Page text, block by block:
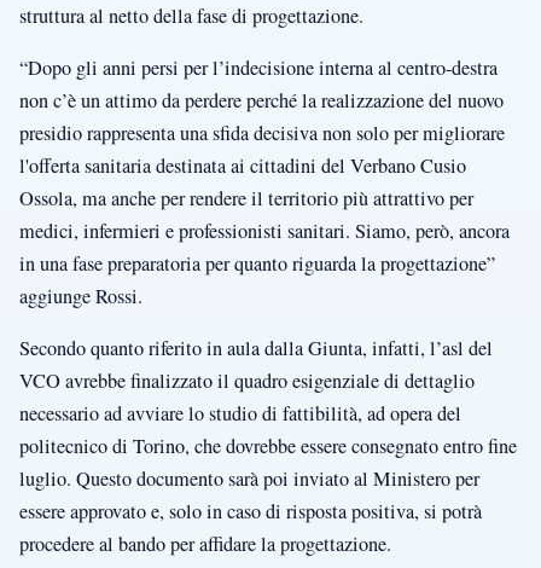
struttura al netto della fase di progettazione.
“Dopo gli anni persi per l’indecisione interna al centro-destra
non c’è un attimo da perdere perché la realizzazione del nuovo
presidio rappresenta una sfida decisiva non solo per migliorare
l'offerta sanitaria destinata ai cittadini del Verbano Cusio
Ossola, ma anche per rendere il territorio più attrattivo per
medici, infermieri e professionisti sanitari. Siamo, però, ancora
in una fase preparatoria per quanto riguarda la progettazione”
aggiunge Rossi.
Secondo quanto riferito in aula dalla Giunta, infatti, l’asl del
VCO avrebbe finalizzato il quadro esigenziale di dettaglio
necessario ad avviare lo studio di fattibilità, ad opera del
politecnico di Torino, che dovrebbe essere consegnato entro fine
luglio. Questo documento sarà poi inviato al Ministero per
essere approvato e, solo in caso di risposta positiva, si potrà
procedere al bando per affidare la progettazione.